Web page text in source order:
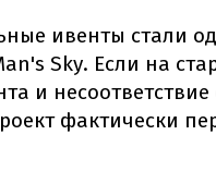
ивенты стали
Sky. Если на
и
фактически